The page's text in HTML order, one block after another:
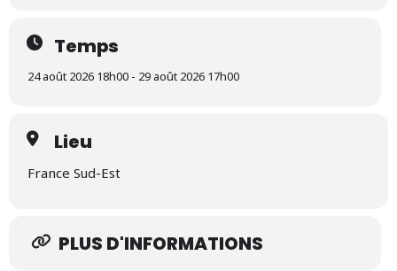
Temps
24 août 2026 18h00 - 29 août 2026 17h00
Lieu
France Sud-Est
PLUS D'INFORMATIONS